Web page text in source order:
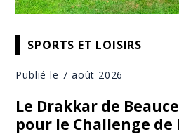
SPORTS ET LOISIRS
Publié le 7 août 2026
Le Drakkar de
pour le Challenge de